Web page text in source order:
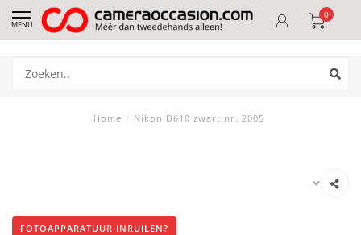
MENU
0
Home / Nikon D610 zwart nr. 2005
FOTOAPPARATUUR INRUILEN?